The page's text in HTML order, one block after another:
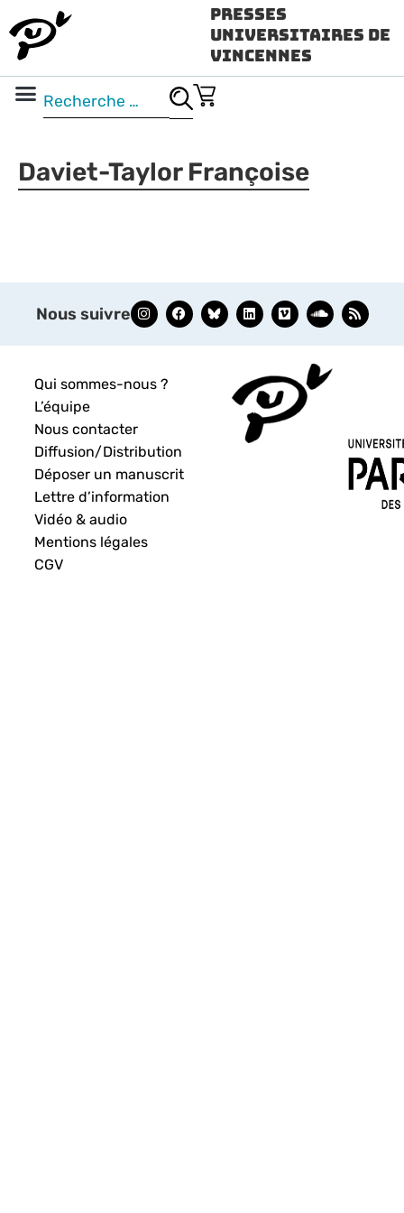
Presses
Universitaires de
Vincennes
Daviet-Taylor Françoise
Nous suivre
Qui sommes-nous ?
L’équipe
Nous contacter
Diffusion/Distribution
Déposer un manuscrit
Lettre d’information
Vidéo & audio
Mentions légales
CGV